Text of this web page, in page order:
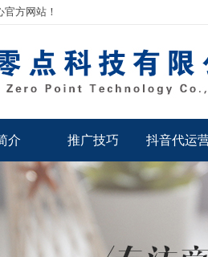
方网站！
介 推广技巧 抖音代运